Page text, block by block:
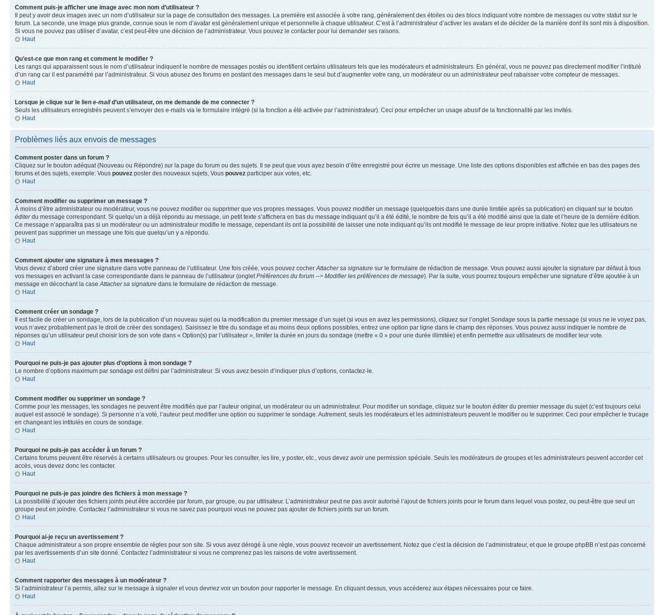
Comment puis-je afficher une image avec mon nom d’utilisateur ?
Il peut y avoir deux images avec un nom d’utilisateur sur la page de consultation des messages. La première est associée à votre rang, généralement des étoiles ou des blocs indiquant votre nombre de messages ou votre statut sur le
forum. La seconde, une image plus grande, connue sous le nom d’avatar est généralement unique et personnelle à chaque utilisateur. C’est à l’administrateur d’activer les avatars et de décider de la manière dont ils sont mis à disposition.
Si vous ne pouvez pas utiliser d’avatar, c’est peut-être une décision de l’administrateur. Vous pouvez le contacter pour lui demander ses raisons.
Haut
Qu’est-ce que mon rang et comment le modifier ?
Les rangs qui apparaissent sous le nom d’utilisateur indiquent le nombre de messages postés ou identifient certains utilisateurs tels que les modérateurs et administrateurs. En général, vous ne pouvez pas directement modifier l’intitulé
d’un rang car il est paramétré par l’administrateur. Si vous abusez des forums en postant des messages dans le seul but d’augmenter votre rang, un modérateur ou un administrateur peut rabaisser votre compteur de messages.
Haut
Lorsque je clique sur le lien e-maild’un utilisateur, on me demande de me connecter ?
Seuls les utilisateurs enregistrés peuvent s’envoyer des e-mails via le formulaire intégré (si la fonction a été activée par l’administrateur). Ceci pour empêcher un usage abusif de la fonctionnalité par les invités.
Haut
Problèmes liés aux envois de messages
Comment poster dans un forum ?
Cliquez sur le bouton adéquat (Nouveau ou Répondre) sur la page du forum ou des sujets. Il se peut que vous ayez besoin d’être enregistré pour écrire un message. Une liste des options disponibles est affichée en bas des pages des
forums et des sujets, exemple: Vous pouvez poster des nouveaux sujets, Vous pouvez participer aux votes, etc.
Haut
Comment modifier ou supprimer un message ?
À moins d’être administrateur ou modérateur, vous ne pouvez modifier ou supprimer que vos propres messages. Vous pouvez modifier un message (quelquefois dans une durée limitée après sa publication) en cliquant sur le bouton
éditerdu message correspondant. Si quelqu’un a déjà répondu au message, un petit texte s’affichera en bas du message indiquant qu’il a été édité, le nombre de fois qu’il a été modifié ainsi que la date et l’heure de la dernière édition.
Ce message n’apparaîtra pas si un modérateur ou un administrateur modifie le message, cependant ils ont la possibilité de laisser une note indiquant qu’ils ont modifié le message de leur propre initiative. Notez que les utilisateurs ne
peuvent pas supprimer un message une fois que quelqu’un y a répondu.
Haut
Comment ajouter une signature à mes messages ?
Vous devez d’abord créer une signature dans votre panneau de l’utilisateur. Une fois créée, vous pouvez cocherAttacher sa signature sur le formulaire de rédaction de message. Vous pouvez aussi ajouter la signature par défaut à tous
vos messages en activant la case correspondante dans le panneau de l’utilisateur (ongletPréférences du forum --> Modifier les préférences de message). Par la suite, vous pourrez toujours empêcher une signature d’être ajoutée à un
message en décochant la caseAttacher sa signature dans le formulaire de rédaction de message.
Haut
Comment créer un sondage ?
Il est facile de créer un sondage, lors de la publication d’un nouveau sujet ou la modification du premier message d’un sujet (si vous en avez les permissions), cliquez sur l’ongletSondage sous la partie message (si vous ne le voyez pas,
vous n’avez probablement pas le droit de créer des sondages). Saisissez le titre du sondage et au moins deux options possibles, entrez une option par ligne dans le champ des réponses. Vous pouvez aussi indiquer le nombre de
réponses qu’un utilisateur peut choisir lors de son vote dans « Option(s) par l’utilisateur », limiter la durée en jours du sondage (mettre « 0 » pour une durée illimitée) et enfin permettre aux utilisateurs de modifier leur vote.
Haut
Pourquoi ne puis-je pas ajouter plus d’options à mon sondage ?
Le nombre d’options maximum par sondage est défini par l’administrateur. Si vous avez besoin d’indiquer plus d’options, contactez-le.
Haut
Comment modifier ou supprimer un sondage ?
Comme pour les messages, les sondages ne peuvent être modifiés que par l’auteur original, un modérateur ou un administrateur. Pour modifier un sondage, cliquez sur le bouton éditerdu premier message du sujet (c’est toujours celui
auquel est associé le sondage). Si personne n’a voté, l’auteur peut modifier une option ou supprimer le sondage. Autrement, seuls les modérateurs et les administrateurs peuvent le modifier ou le supprimer. Ceci pour empêcher le trucage
en changeant les intitulés en cours de sondage.
Haut
Pourquoi ne puis-je pas accéder à un forum ?
Certains forums peuvent être réservés à certains utilisateurs ou groupes. Pour les consulter, les lire, y poster, etc., vous devez avoir une permission spéciale. Seuls les modérateurs de groupes et les administrateurs peuvent accorder cet
accès, vous devez donc les contacter.
Haut
Pourquoi ne puis-je pas joindre des fichiers à mon message ?
La possibilité d’ajouter des fichiers joints peut être accordée par forum, par groupe, ou par utilisateur. L’administrateur peut ne pas avoir autorisé l’ajout de fichiers joints pour le forum dans lequel vous postez, ou peut-être que seul un
groupe peut en joindre. Contactez l’administrateur si vous ne savez pas pourquoi vous ne pouvez pas ajouter de fichiers joints sur un forum.
Haut
Pourquoi ai-je reçu un avertissement ?
Chaque administrateur a son propre ensemble de règles pour son site. Si vous avez dérogé à une règle, vous pouvez recevoir un avertissement. Notez que c’est la décision de l’administrateur, et que le groupe phpBB n’est pas concerné
par les avertissements d’un site donné. Contactez l’administrateur si vous ne comprenez pas les raisons de votre avertissement.
Haut
Comment rapporter des messages à un modérateur ?
Si l’administrateur l’a permis, allez sur le message à signaler et vous devriez voir un bouton pour rapporter le message. En cliquant dessus, vous accéderez aux étapes nécessaires pour ce faire.
Haut